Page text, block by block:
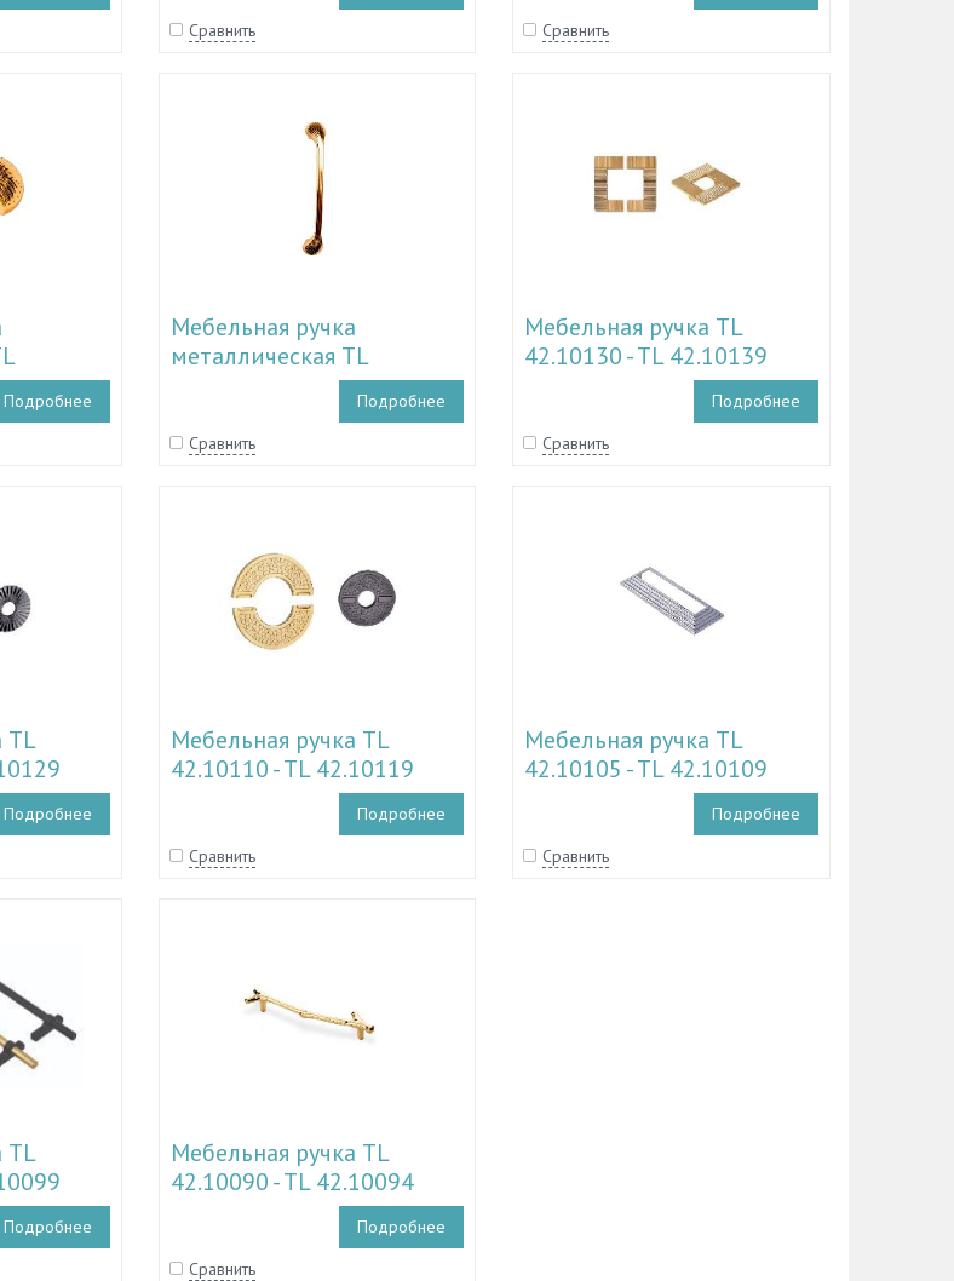
Сравнить
Сравнить
Подробнее
Мебельная ручка
металлическая TL
50.10030 - TL 50.10032
Подробнее
Сравнить
Мебельная ручка TL
42.10130 - TL 42.10139
Подробнее
Сравнить
TL
Подробнее
Мебельная ручка TL
42.10110 - TL 42.10119
Подробнее
Сравнить
Мебельная ручка TL
42.10105 - TL 42.10109
Подробнее
Сравнить
TL
Подробнее
Мебельная ручка TL
42.10090 - TL 42.10094
Подробнее
Сравнить